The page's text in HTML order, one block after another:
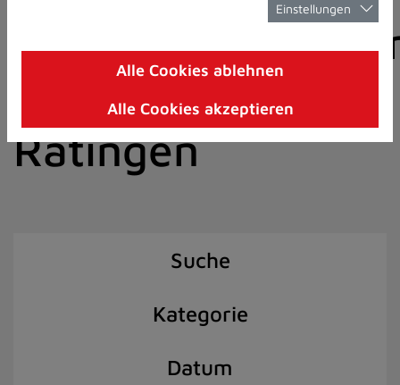
8)
I)
der Stadt
Ratingen
Suche
Kategorie
Datum
Einstellungen
Alle Cookies ablehnen
Alle Cookies akzeptieren